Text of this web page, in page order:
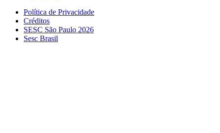
Política de Privacidade
Créditos
SESC São Paulo 2026
Sesc Brasil